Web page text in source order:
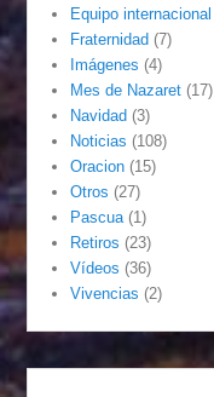
Equipo internacional
Fraternidad (7)
Imágenes (4)
Mes de Nazaret (17)
Navidad (3)
Noticias (108)
Oracion (15)
Otros (27)
Pascua (1)
Retiros (23)
Vídeos (36)
Vivencias (2)